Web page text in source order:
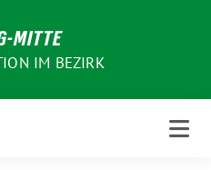
MITTE
IM BEZIRK